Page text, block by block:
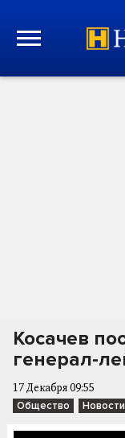
Косачев
генерал-
17 Декабря 09:55
Общество Новости